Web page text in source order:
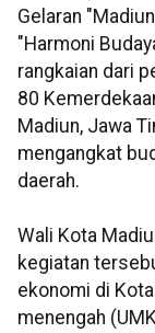
Gelaran
"Harmoni
rangkaian dari
80
Madiun, Jawa
mengangkat
daerah.
Wali Kota
kegiatan
ekonomi di
menengah